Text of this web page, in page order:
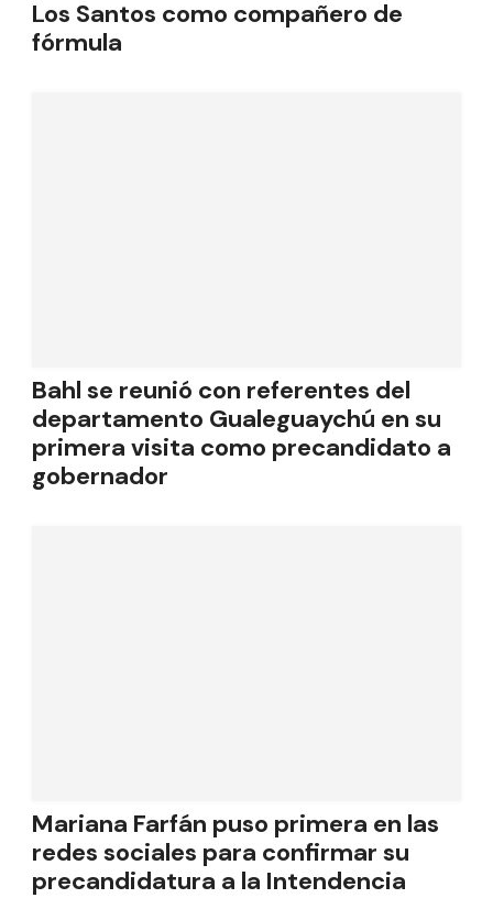
Los Santos como compañero de
fórmula
Bahl se reunió con referentes del
departamento Gualeguaychú en su
primera visita como precandidato a
gobernador
Mariana Farfán puso primera en las
redes sociales para confirmar su
precandidatura a la Intendencia